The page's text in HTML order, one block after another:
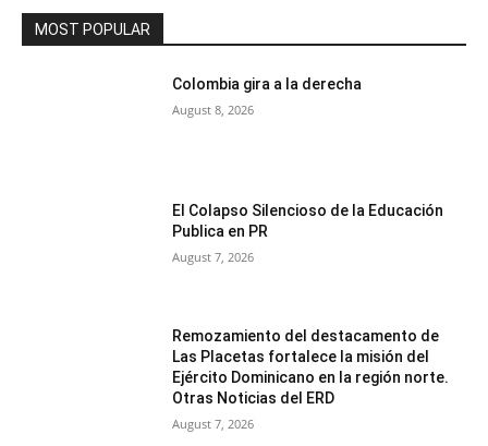
MOST POPULAR
Colombia gira a la derecha
August 8, 2026
El Colapso Silencioso de la Educación
Publica en PR
August 7, 2026
Remozamiento del destacamento de
Las Placetas fortalece la misión del
Ejército Dominicano en la región norte.
Otras Noticias del ERD
August 7, 2026